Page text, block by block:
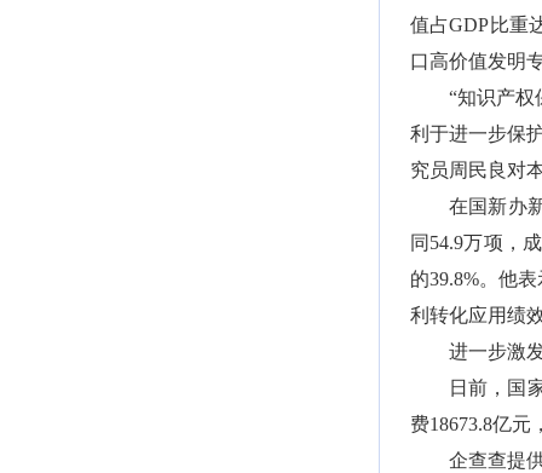
值占GDP比重
口高价值发明
“知识产
利于进一步保
究员周民良对
在国新办
同54.9万项，
的39.8%。他
利转化应用绩
进一步激
日前，国
费18673.8亿
企查查提